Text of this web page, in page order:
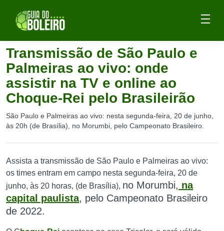
Transmissão de São Paulo e
Palmeiras ao vivo: onde
assistir na TV e online ao
Choque-Rei pelo Brasileirão
São Paulo e Palmeiras ao vivo: nesta segunda-feira, 20 de junho,
às 20h (de Brasília), no Morumbi, pelo Campeonato Brasileiro.
Assista a transmissão de São Paulo e Palmeiras ao vivo:
os times entram em campo nesta segunda-feira, 20 de
junho, às 20 horas, (de Brasília), no Morumbi, na
capital paulista, pelo Campeonato Brasileiro
de 2022.